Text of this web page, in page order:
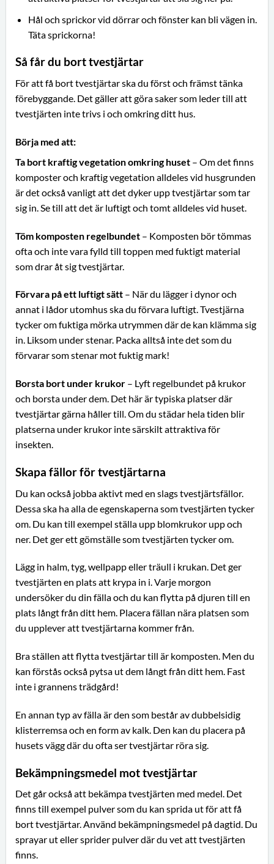
Hål och sprickor vid dörrar och fönster kan bli vägen in.
Täta sprickorna!
Så får du bort tvestjärtar
För att få bort tvestjärtar ska du först och främst tänka
förebyggande. Det gäller att göra saker som leder till att
tvestjärten inte trivs i och omkring ditt hus.
Börja med att:
Ta bort kraftig vegetation omkring huset– Om det finns
komposter och kraftig vegetation alldeles vid husgrunden
är det också vanligt att det dyker upp tvestjärtar som tar
sig in. Se till att det är luftigt och tomt alldeles vid huset.
Töm komposten regelbundet– Komposten bör tömmas
ofta och inte vara fylld till toppen med fuktigt material
som drar åt sig tvestjärtar.
Förvara på ett luftigt sätt– När du lägger i dynor och
annat i lådor utomhus ska du förvara luftigt. Tvestjärna
tycker om fuktiga mörka utrymmen där de kan klämma sig
in. Liksom under stenar. Packa alltså inte det som du
förvarar som stenar mot fuktig mark!
Borsta bort under krukor– Lyft regelbundet på krukor
och borsta under dem. Det här är typiska platser där
tvestjärtar gärna håller till. Om du städar hela tiden blir
platserna under krukor inte särskilt attraktiva för
insekten.
Skapa fällor för tvestjärtarna
Du kan också jobba aktivt med en slags tvestjärtsfällor.
Dessa ska ha alla de egenskaperna som tvestjärten tycker
om. Du kan till exempel ställa upp blomkrukor upp och
ner. Det ger ett gömställe som tvestjärten tycker om.
Lägg in halm, tyg, wellpapp eller träull i krukan. Det ger
tvestjärten en plats att krypa in i. Varje morgon
undersöker du din fälla och du kan flytta på djuren till en
plats långt från ditt hem. Placera fällan nära platsen som
du upplever att tvestjärtarna kommer från.
Bra ställen att flytta tvestjärtar till är komposten. Men du
kan förstås också pytsa ut dem långt från ditt hem. Fast
inte i grannens trädgård!
En annan typ av fälla är den som består av dubbelsidig
klisterremsa och en form av kalk. Den kan du placera på
husets vägg där du ofta ser tvestjärtar röra sig.
Bekämpningsmedel mot tvestjärtar
Det går också att bekämpa tvestjärten med medel. Det
finns till exempel pulver som du kan sprida ut för att få
bort tvestjärtar. Använd bekämpningsmedel på dagtid. Du
sprayar ut eller sprider pulver där du vet att tvestjärten
finns.